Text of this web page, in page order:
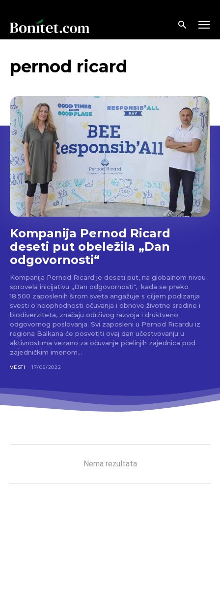
pernod ricard
Kompanija Pernod Ricard
deseti put obeležila „Dan
odgovornosti“
Kompanija Pernod Ricard je deseti put, na globalnom nivou
sprovela inicijativu „Dan odgovornosti", kada se preko
18.500 zaposlenih širom sveta angažuje s ciljem podizanja
svesti o neophodnosti očuvanja i obnove životne sredine i
biodiverziteta, značaju održivog razvoja i društveno
odgovornog poslovanja. Svi zaposleni u Pernod Ricardu iz
regiona Balkana će posvetiti ovaj dan učestvovanju u
aktivnostima vezano za očuvanje pčelinjih zajednica pod
zajedničkim imenom...
VESTI 17/06/2022
Nema rezultata